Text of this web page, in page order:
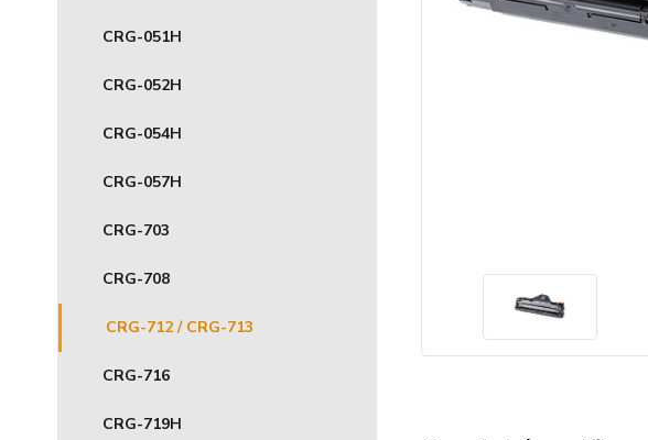
CRG-051H
CRG-052H
CRG-054H
CRG-057H
CRG-703
CRG-708
CRG-712 / CRG-713
CRG-716
CRG-719H